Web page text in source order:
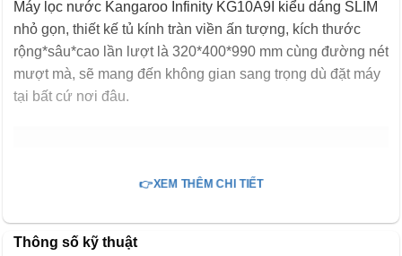
Máy lọc nước Kangaroo Infinity KG10A9I kiểu dáng SLIM
nhỏ gọn, thiết kế tủ kính tràn viền ấn tượng, kích thước
rộng*sâu*cao lần lượt là 320*400*990 mm cùng đường nét
mượt mà, sẽ mang đến không gian sang trọng dù đặt máy
tại bất cứ nơi đâu.
👉XEM THÊM CHI TIẾT
Thông số kỹ thuật